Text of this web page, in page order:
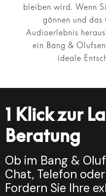
bleiben wird. Wenn
gönnen und das
Audioerlebnis
ein Bang &
ideale
1 Klick zur
Beratung
Ob im Bang &
Chat, Telefon
Fordern Sie Ihre